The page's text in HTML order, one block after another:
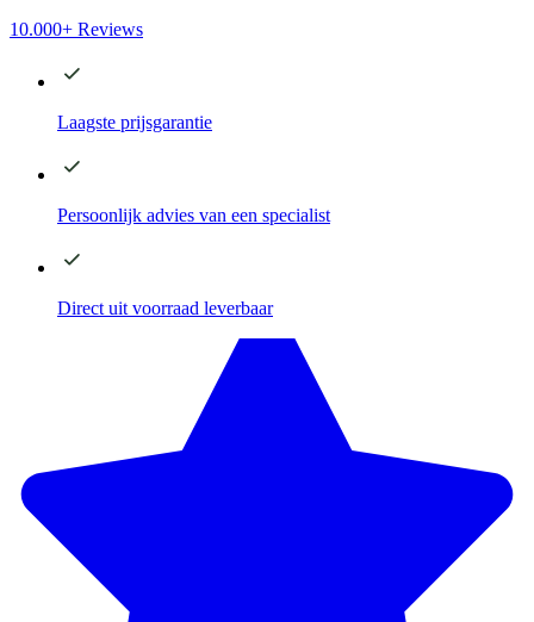
10.000+ Reviews
Laagste prijsgarantie
Persoonlijk advies van een specialist
Direct uit voorraad leverbaar